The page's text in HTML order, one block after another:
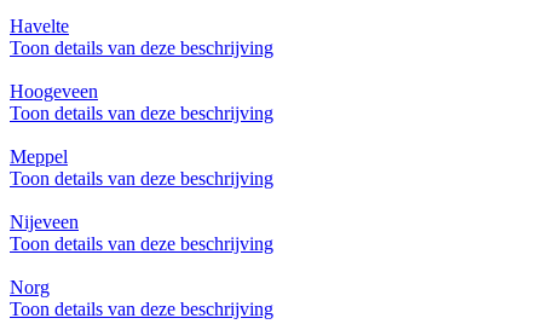
Havelte
Toon details van deze beschrijving
Hoogeveen
Toon details van deze beschrijving
Meppel
Toon details van deze beschrijving
Nijeveen
Toon details van deze beschrijving
Norg
Toon details van deze beschrijving